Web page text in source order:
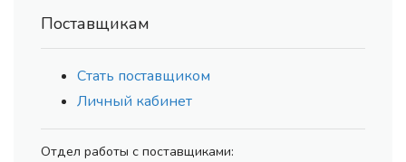
Поставщикам
Стать поставщиком
Личный кабинет
Отдел работы с поставщиками: